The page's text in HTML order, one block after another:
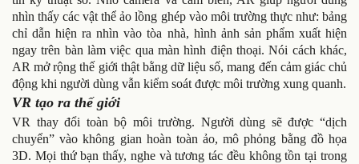
nhìn thấy các vật thể ảo lồng ghép vào môi trường thực như: bảng
chỉ dẫn hiện ra nhìn vào tòa nhà, hình ảnh sản phẩm xuất hiện
ngay trên bàn làm việc qua màn hình điện thoại. Nói cách khác,
AR mở rộng thế giới thật bằng dữ liệu số, mang đến cảm giác chủ
động khi người dùng vẫn kiểm soát được môi trường xung quanh.
VR tạo ra thế giới
VR thay đổi toàn bộ môi trường. Người dùng sẽ được “dịch
chuyển” vào không gian hoàn toàn ảo, mô phỏng bằng đồ họa
3D. Mọi thứ bạn thấy, nghe và tương tác đều không tồn tại trong